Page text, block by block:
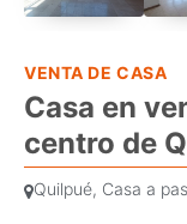
VENTA DE CASA
Casa en
centro de
Quilpué, Casa a